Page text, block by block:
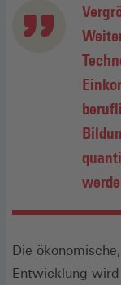
Die
Entwicklung